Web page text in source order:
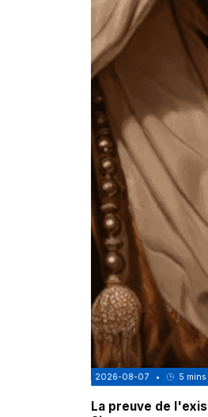
2026-08-07 • 5
La preuve de